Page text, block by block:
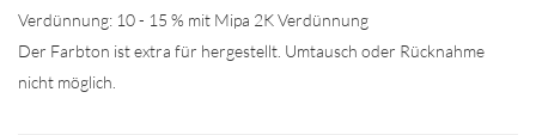
Verdünnung: 10 - 15 % mit Mipa 2K Verdünnung
Der Farbton ist extra für hergestellt. Umtausch oder Rücknahme
nicht möglich.